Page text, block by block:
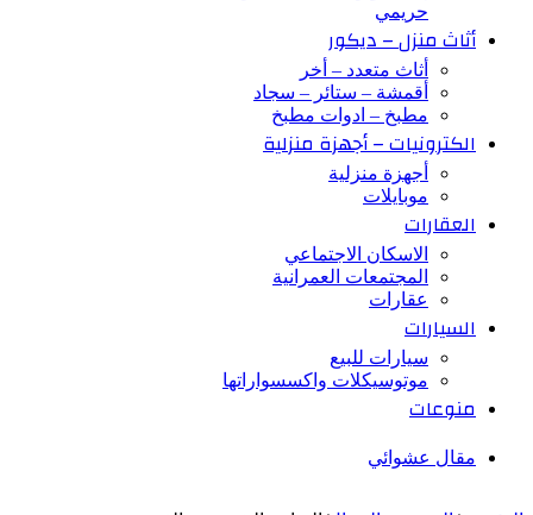
حريمي
أثاث منزل – ديكور
أثاث متعدد – أخر
أقمشة – ستائر – سجاد
مطبخ – ادوات مطبخ
الكترونيات – أجهزة منزلية
أجهزة منزلية
موبايلات
العقارات
الاسكان الاجتماعي
المجتمعات العمرانية
عقارات
السيارات
سيارات للبيع
موتوسيكلات واكسسواراتها
منوعات
مقال عشوائي